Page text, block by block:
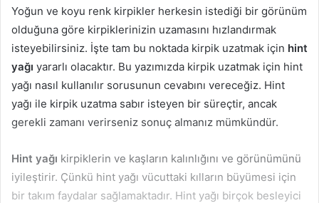
Yoğun ve koyu renk kirpikler herkesin istediği bir görünüm
olduğuna göre kirpiklerinizin uzamasını hızlandırmak
isteyebilirsiniz. İşte tam bu noktada kirpik uzatmak için hint
yağı yararlı olacaktır. Bu yazımızda kirpik uzatmak için hint
yağı nasıl kullanılır sorusunun cevabını vereceğiz. Hint
yağı ile kirpik uzatma sabır isteyen bir süreçtir, ancak
gerekli zamanı verirseniz sonuç almanız mümkündür.
Hint yağı kirpiklerin ve kaşların kalınlığını ve görünümünü
iyileştirir. Çünkü hint yağı vücuttaki kılların büyümesi için
bir takım faydalar sağlamaktadır. Hint yağı birçok besleyici